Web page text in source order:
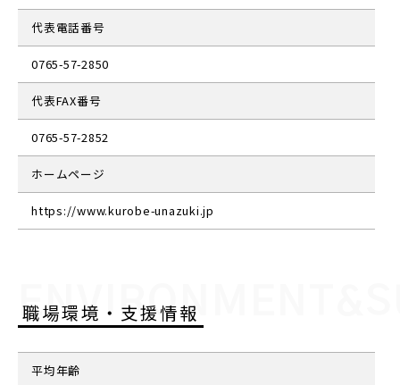
代表電話番号
0765-57-2850
代表FAX番号
0765-57-2852
ホームページ
https://www.kurobe-unazuki.jp
職場環境・支援情報
平均年齢